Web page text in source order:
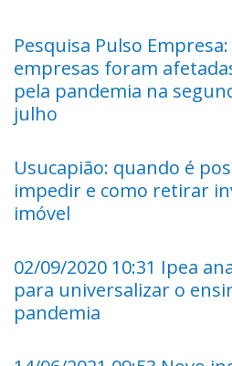
Pesquisa Pulso Empresa:
empresas foram
pela pandemia na
julho
Usucapião: quando é
impedir e como retirar
imóvel
02/09/2020 10:31 Ipea
para universalizar o
pandemia